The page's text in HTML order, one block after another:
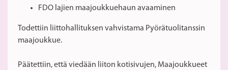
FDO lajien maajoukkuehaun avaaminen
Todettiin liittohallituksen vahvistama Pyörätuolitanssin
maajoukkue.
Päätettiin, että viedään liiton kotisivujen, Maajoukkueet